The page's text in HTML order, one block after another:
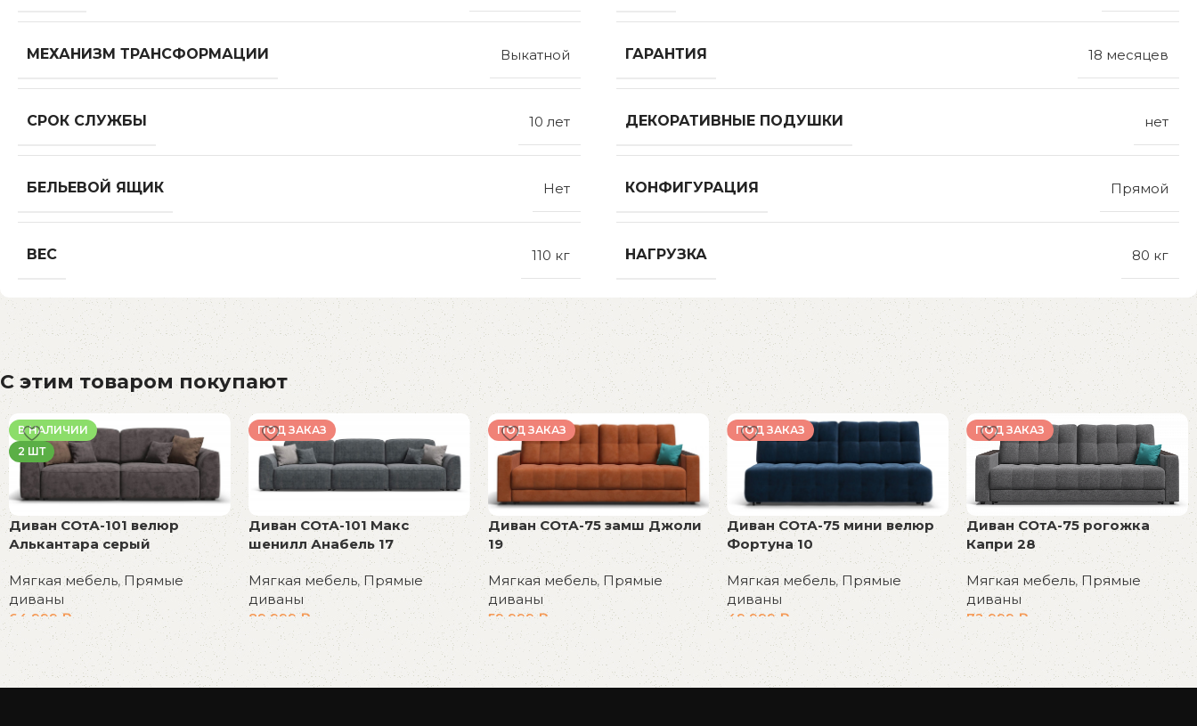
МЕХАНИЗМ ТРАНСФОРМАЦИИ Выкатной ГАРАНТИЯ 18 месяцев
СРОК СЛУЖБЫ 10 лет ДЕКОРАТИВНЫЕ ПОДУШКИ нет
БЕЛЬЕВОЙ ЯЩИК Нет КОНФИГУРАЦИЯ Прямой
ВЕС 110 кг НАГРУЗКА 80 кг
С этим товаром покупают
В НАЛИЧИИ
2 ШТ
Диван СОтА-101 велюр
Алькантара серый
Мягкая мебель,Прямые
диваны
64 999 ₽
В корзину
ПОД ЗАКАЗ
Диван СОтА-101 Макс
шенилл Анабель 17
Мягкая мебель,Прямые
диваны
89 999₽
В корзину
ПОД ЗАКАЗ
Диван СОтА-75 замш Джоли
19
Мягкая мебель, Прямые
диваны
59 999₽
В корзину
ПОД ЗАКАЗ
Диван СОтА-75 мини велюр
Фортуна 10
Мягкая мебель,Прямые
диваны
49 999 ₽
В корзину
ПОД ЗАКАЗ
Диван СОтА-75 рогожка
Капри 28
Мягкая мебель,Прямые
диваны
72 999 ₽
В корзину
Read More